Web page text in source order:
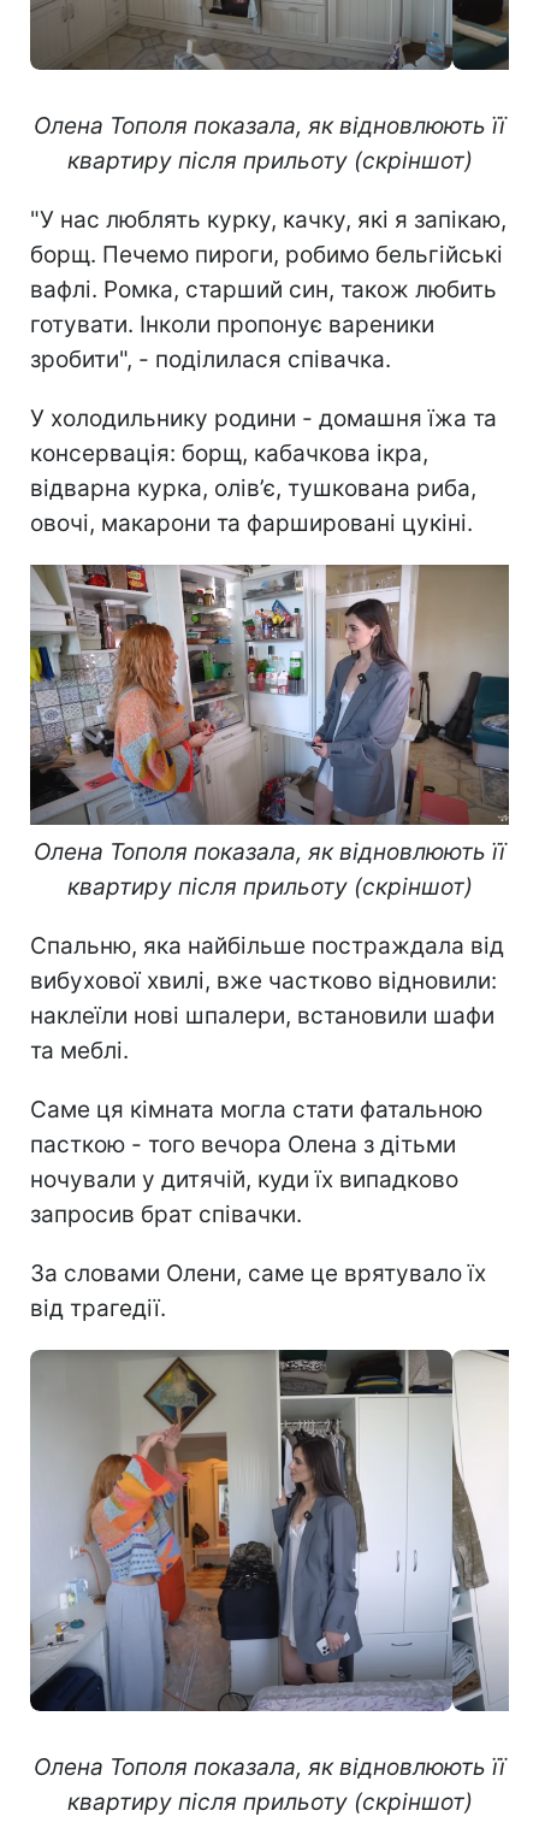
Олена Тополя показала, як відновлюють її
квартиру після прильоту (скріншот)
"У нас люблять курку, качку, які я запікаю,
борщ. Печемо пироги, робимо бельгійські
вафлі. Ромка, старший син, також любить
готувати. Інколи пропонує вареники
зробити", - поділилася співачка.
У холодильнику родини - домашня їжа та
консервація: борщ, кабачкова ікра,
відварна курка, олів’є, тушкована риба,
овочі, макарони та фаршировані цукіні.
Олена Тополя показала, як відновлюють її
квартиру після прильоту (скріншот)
Спальню, яка найбільше постраждала від
вибухової хвилі, вже частково відновили:
наклеїли нові шпалери, встановили шафи
та меблі.
Саме ця кімната могла стати фатальною
пасткою - того вечора Олена з дітьми
ночували у дитячій, куди їх випадково
запросив брат співачки.
За словами Олени, саме це врятувало їх
від трагедії.
Олена Тополя показала, як відновлюють її
квартиру після прильоту (скріншот)